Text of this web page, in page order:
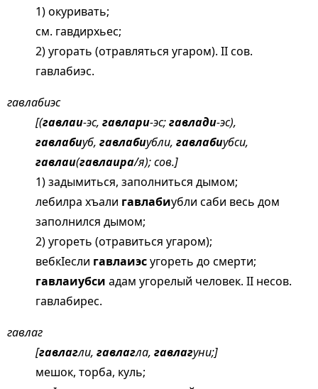
1) окуривать;
см. гавдирхьес;
2) угорать (отравляться угаром). II сов.
гавлабиэс.
гавлабиэс
[(гавлаи-эс, гавлари-эс;гавлади-эс),
гавлабиуб, гавлабиубли, гавлабиубси,
гавлаи(гавлаира/я); сов.]
1) задымиться, заполниться дымом;
лебилра хъали гавлабиубли саби весь дом
заполнился дымом;
2) угореть (отравиться угаром);
вебкIесли гавлаиэсугореть до смерти;
гавлаиубси адам угорелый человек. II несов.
гавлабирес.
гавлаг
[гавлагли, гавлагла, гавлагуни;]
мешок, торба, куль;